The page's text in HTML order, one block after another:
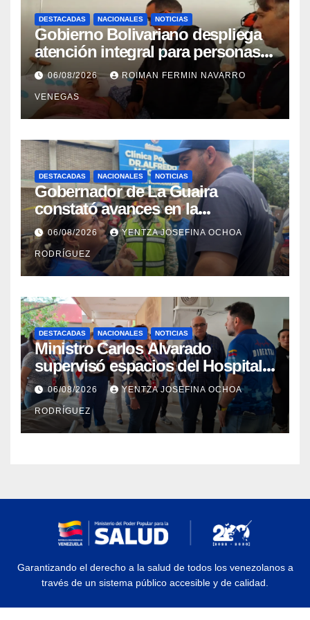
DESTACADAS NACIONALES NOTICIAS
Gobierno Bolivariano despliega
atención integral para personas
con discapacidad en
campamentos de La Guaira
06/08/2026 ROIMAN FERMIN NAVARRO
VENEGAS
DESTACADAS NACIONALES NOTICIAS
Gobernador de La Guaira
constató avances en la
rehabilitación del Hospitalito de
Catia la Mar
06/08/2026 YENTZA JOSEFINA OCHOA
RODRÍGUEZ
DESTACADAS NACIONALES NOTICIAS
Ministro Carlos Alvarado
supervisó espacios del Hospital
Dermatológico Dr. Martín Vegas
en La Guaira
06/08/2026 YENTZA JOSEFINA OCHOA
RODRÍGUEZ
Garantizando el derecho a la salud de todos los venezolanos a
través de un sistema público accesible y de calidad.